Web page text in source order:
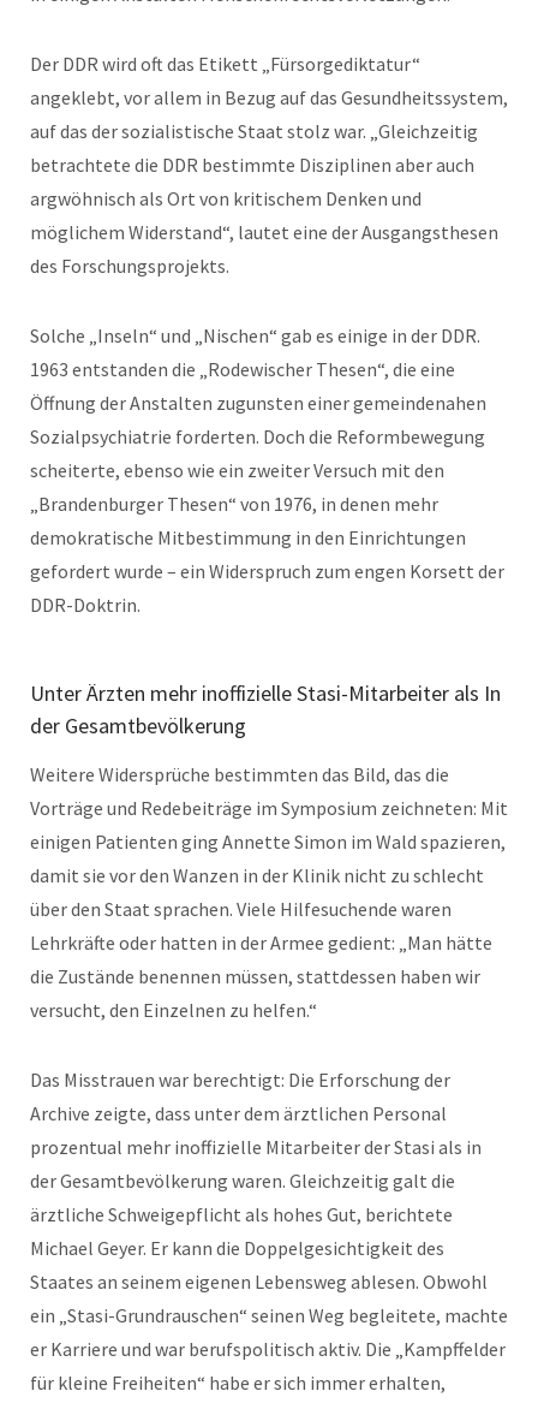
Der DDR wird oft das Etikett „Fürsorgediktatur“
angeklebt, vor allem in Bezug auf das Gesundheitssystem,
auf das der sozialistische Staat stolz war. „Gleichzeitig
betrachtete die DDR bestimmte Disziplinen aber auch
argwöhnisch als Ort von kritischem Denken und
möglichem Widerstand“, lautet eine der Ausgangsthesen
des Forschungsprojekts.
Solche „Inseln“ und „Nischen“ gab es einige in der DDR.
1963 entstanden die „Rodewischer Thesen“, die eine
Öffnung der Anstalten zugunsten einer gemeindenahen
Sozialpsychiatrie forderten. Doch die Reformbewegung
scheiterte, ebenso wie ein zweiter Versuch mit den
„Brandenburger Thesen“ von 1976, in denen mehr
demokratische Mitbestimmung in den Einrichtungen
gefordert wurde – ein Widerspruch zum engen Korsett der
DDR-Doktrin.
Unter Ärzten mehr inoffizielle Stasi-Mitarbeiter als In
der Gesamtbevölkerung
Weitere Widersprüche bestimmten das Bild, das die
Vorträge und Redebeiträge im Symposium zeichneten: Mit
einigen Patienten ging Annette Simon im Wald spazieren,
damit sie vor den Wanzen in der Klinik nicht zu schlecht
über den Staat sprachen. Viele Hilfesuchende waren
Lehrkräfte oder hatten in der Armee gedient: „Man hätte
die Zustände benennen müssen, stattdessen haben wir
versucht, den Einzelnen zu helfen.“
Das Misstrauen war berechtigt: Die Erforschung der
Archive zeigte, dass unter dem ärztlichen Personal
prozentual mehr inoffizielle Mitarbeiter der Stasi als in
der Gesamtbevölkerung waren. Gleichzeitig galt die
ärztliche Schweigepflicht als hohes Gut, berichtete
Michael Geyer. Er kann die Doppelgesichtigkeit des
Staates an seinem eigenen Lebensweg ablesen. Obwohl
ein „Stasi-Grundrauschen“ seinen Weg begleitete, machte
er Karriere und war berufspolitisch aktiv. Die „Kampffelder
für kleine Freiheiten“ habe er sich immer erhalten,